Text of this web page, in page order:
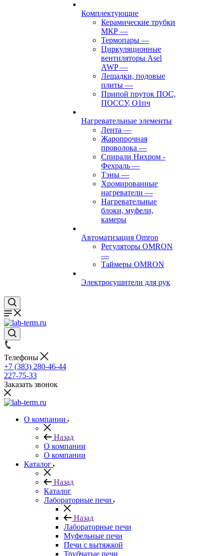
Комплектующие
Керамические трубки
МКР —
Термопары —
Циркуляционные
вентиляторы Asel
AWP—
Лещадки, подовые
плиты —
Припой пруток ПОС,
ПОССУ, О1пч
Нагревательные элементы
Лента —
Жаропрочная
проволока —
Спирали Нихром -
Фехраль —
Тэны —
Хромированные
нагреватели —
Нагревательные
блоки, муфели,
камеры
Автоматизация Omron
Регуляторы OMRON
—
Таймеры OMRON
Электросушители для рук
Телефоны
+7 (383) 280-46-44
227-75-33
Заказать звонок
О компании
Назад
О компании
О компании
Каталог
Назад
Каталог
Лабораторные печи
Назад
Лабораторные печи
Муфельные печи
Печи с вытяжкой
Трубчатые печи